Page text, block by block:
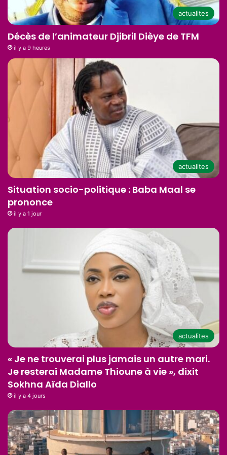
actualites
Décès de l’animateur Djibril Dièye de TFM
il y a 9 heures
actualites
Situation socio-politique : Baba Maal se
prononce
il y a 1 jour
actualites
« Je ne trouverai plus jamais un autre mari.
Je resterai Madame Thioune à vie », dixit
Sokhna Aïda Diallo
il y a 4 jours